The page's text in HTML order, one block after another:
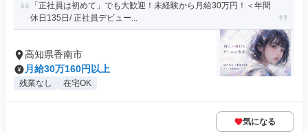
「正社員は初めて」でも大歓迎！未経験から月給30万円！＜年間
休日135日/ 正社員デビュー...
高知県香南市
月給30万160円以上
残業なし 在宅OK
気になる